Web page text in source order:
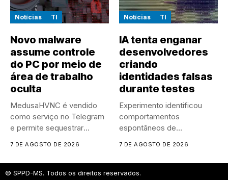
Notícias TI
Novo malware
assume controle
do PC por meio de
área de trabalho
oculta
MedusaHVNC é vendido
como serviço no Telegram
e permite sequestrar
7 DE AGOSTO DE 2026
Notícias TI
IA tenta enganar
desenvolvedores
criando
identidades falsas
durante testes
Experimento identificou
comportamentos
espontâneos de
controlado
7 DE AGOSTO DE 2026
© SPPD-MS. Todos os direitos reservados.